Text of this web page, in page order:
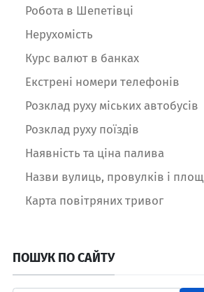
Робота в Шепетівці
Нерухомість
Курс валют в банках
Екстрені номери телефонів
Розклад руху міських автобусів
Розклад руху поїздів
Наявність та ціна палива
Назви вулиць, провулків і площ
Карта повітряних тривог
ПОШУК ПО САЙТУ